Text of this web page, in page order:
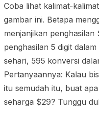
Coba lihat kalimat-
gambar ini. Betapa
menjanjikan
penghasilan 5 digit
sehari, 595 konversi
Pertanyaannya: Kalau
itu semudah itu, buat
seharga $29? Tunggu